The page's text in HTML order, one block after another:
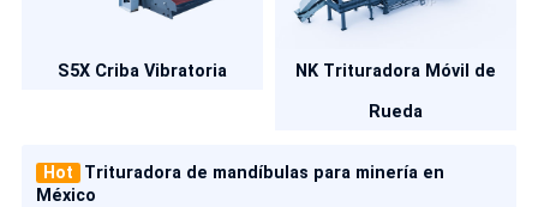
S5X Criba Vibratoria
NK Trituradora Móvil de
Rueda
Hot
Trituradora de mandíbulas para minería en
México